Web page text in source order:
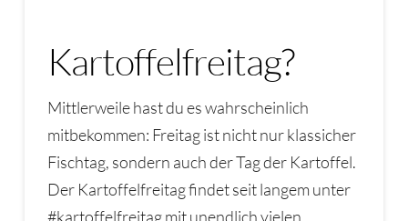
Kartoffelfreitag?
Mittlerweile hast du es wahrscheinlich
mitbekommen: Freitag ist nicht nur klassicher
Fischtag, sondern auch der Tag der Kartoffel.
Der Kartoffelfreitag findet seit langem unter
#kartoffelfreitag mit unendlich vielen